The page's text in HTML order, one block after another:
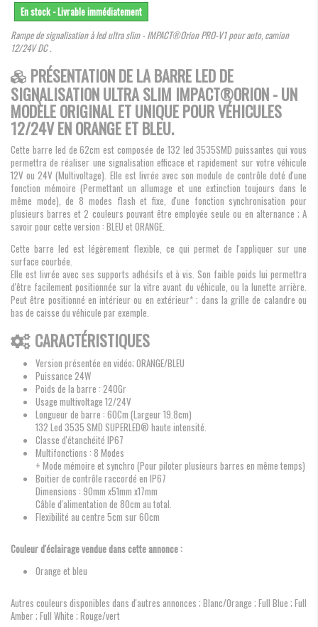
En stock - Livrable immédiatement
Rampe de signalisation à led ultra slim - IMPACT®Orion PRO-V1 pour auto, camion
12/24V DC .
PRÉSENTATION DE LA BARRE LED DE
SIGNALISATION ULTRA SLIM IMPACT®ORION - UN
MODÈLE ORIGINAL ET UNIQUE POUR VÉHICULES
12/24V EN ORANGE ET BLEU.
Cette barre led de 62cm est composée de 132 led 3535SMD puissantes qui vous
permettra de réaliser une signalisation efficace et rapidement sur votre véhicule
12V ou 24V (Multivoltage). Elle est livrée avec son module de contrôle doté d'une
fonction mémoire (Permettant un allumage et une extinction toujours dans le
même mode), de 8 modes flash et fixe, d'une fonction synchronisation pour
plusieurs barres et 2 couleurs pouvant être employée seule ou en alternance ; A
savoir pour cette version : BLEU et ORANGE.
Cette barre led est légèrement flexible, ce qui permet de l'appliquer sur une
surface courbée.
Elle est livrée avec ses supports adhésifs et à vis. Son faible poids lui permettra
d'être facilement positionnée sur la vitre avant du véhicule, ou la lunette arrière.
Peut être positionné en intérieur ou en extérieur* ; dans la grille de calandre ou
bas de caisse du véhicule par exemple.
CARACTÉRISTIQUES
Version présentée en vidéo; ORANGE/BLEU
Puissance 24W
Poids de la barre : 240Gr
Usage multivoltage 12/24V
Longueur de barre : 60Cm (Largeur 19.8cm)
132 Led 3535 SMD SUPERLED® haute intensité.
Classe d'étanchéité IP67
Multifonctions : 8 Modes
+ Mode mémoire et synchro (Pour piloter plusieurs barres en même temps)
Boitier de contrôle raccordé en IP67
Dimensions : 90mm x51mm x17mm
Câble d'alimentation de 80cm au total.
Flexibilité au centre 5cm sur 60cm
Couleur d'éclairage vendue dans cette annonce :
Orange et bleu
Autres couleurs disponibles dans d'autres annonces ; Blanc/Orange ; Full Blue ; Full
Amber ; Full White ; Rouge/vert